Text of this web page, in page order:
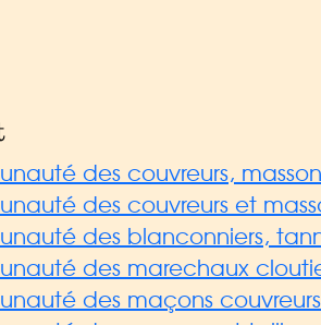
des couvreurs,
des couvreurs et
des blanconniers,
des marechaux
des maçons